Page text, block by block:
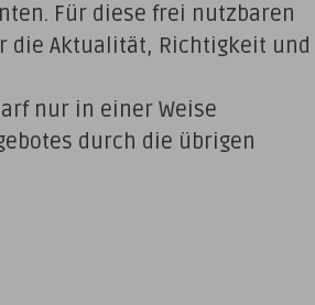
Für diese frei nutzbaren
die Aktualität, Richtigkeit und
nur in einer Weise
durch die übrigen